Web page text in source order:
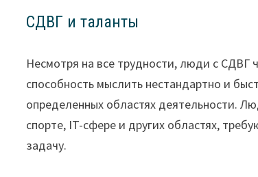
СДВГ и таланты
Несмотря на все трудности, люди с СДВГ
способность мыслить нестандартно и
определенных областях деятельности.
спорте, IT-сфере и других областях,
задачу.